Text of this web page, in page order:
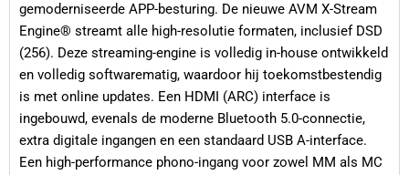
gemoderniseerde APP-besturing. De nieuwe AVM X-Stream
Engine® streamt alle high-resolutie formaten, inclusief DSD
(256). Deze streaming-engine is volledig in-house ontwikkeld
en volledig softwarematig, waardoor hij toekomstbestendig
is met online updates. Een HDMI (ARC) interface is
ingebouwd, evenals de moderne Bluetooth 5.0-connectie,
extra digitale ingangen en een standaard USB A-interface.
Een high-performance phono-ingang voor zowel MM als MC